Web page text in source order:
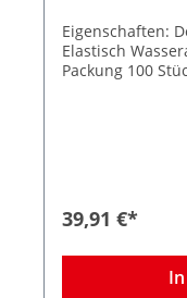
Eigenschaften: Detektierbar Metallstreifen
Elastisch
Packung 100
blaue Farbe.
39,91 €*